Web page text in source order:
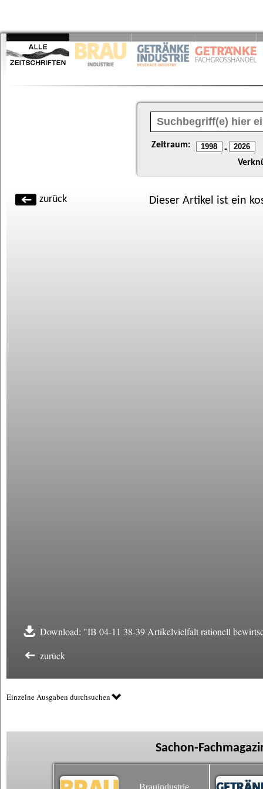
Zeitraum: -
zurück Dieser Artikel ist ein
Download: "IB 04-11 38-39 Artikelvielfalt rationell
zurück
Einzelne Ausgaben durchsuchen
Sachon-
Brauindustrie